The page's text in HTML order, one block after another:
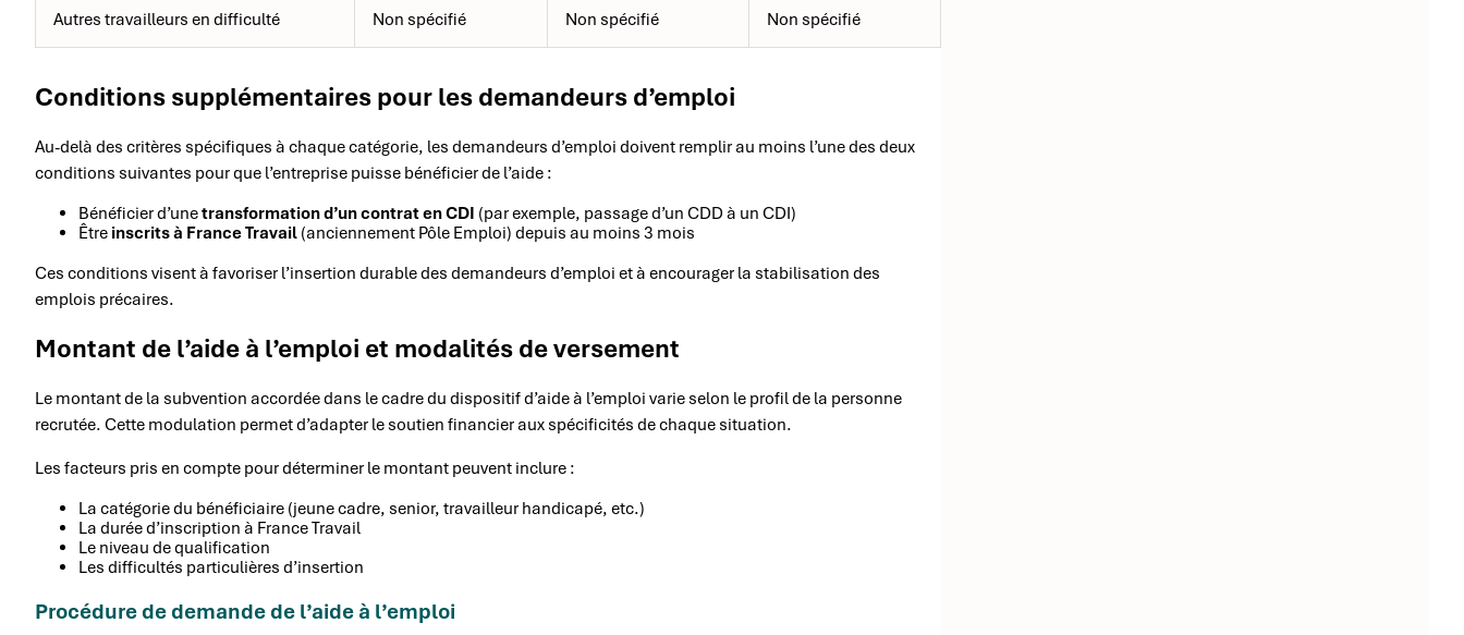
Autres travailleurs en difficulté Non spécifié Non spécifié Non spécifié
Conditions supplémentaires pour les demandeurs d’emploi
Au-delà des critères spécifiques à chaque catégorie, les demandeurs d’emploi doivent remplir au moins l’une des deux
conditions suivantes pour que l’entreprise puisse bénéficier de l’aide :
Bénéficier d’unetransformation d’un contrat en CDI (par exemple, passage d’un CDD à un CDI)
Être inscrits à France Travail (anciennement Pôle Emploi) depuis au moins 3 mois
Ces conditions visent à favoriser l’insertion durable des demandeurs d’emploi et à encourager la stabilisation des
emplois précaires.
Montant de l’aide à l’emploi et modalités de versement
Le montant de la subvention accordée dans le cadre du dispositif d’aide à l’emploi varie selon le profil de la personne
recrutée. Cette modulation permet d’adapter le soutien financier aux spécificités de chaque situation.
Les facteurs pris en compte pour déterminer le montant peuvent inclure :
La catégorie du bénéficiaire (jeune cadre, senior, travailleur handicapé, etc.)
La durée d’inscription à France Travail
Le niveau de qualification
Les difficultés particulières d’insertion
Procédure de demande de l’aide à l’emploi